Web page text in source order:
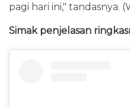
pagi hari ini," tandasnya.
Simak penjelasan